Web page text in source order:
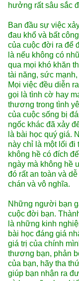
hưởng rất sâu sắc
Ban đầu sự việc
đau khổ và bất
của cuộc đời ra để
là nếu không có
qua mọi khó khăn
tài năng, sức
Mọi việc đều diễn
gọi là tình cờ hay
thương trong tình
của cuộc sống bị
ngốc khác đã xảy
là bài học quý giá.
này chỉ là một lối đi
không hề có đích
ngày mà không hề
đó rất an toàn và
chán và vô nghĩa.
Những người bạn
cuộc đời bạn.
là những kinh
bài học đáng giá
giá trị của chính
thương bạn, phản
của bạn, hãy tha
giúp bạn nhận ra